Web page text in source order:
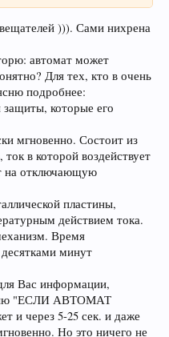
))). Сами нихрена
автомат может
Для тех, кто в очень
подробнее:
которые его
мгновенно. Состоит из
в которой воздействует
на отключающую
пластины,
действием тока.
Время
минут
Вас информации,
"ЕСЛИ АВТОМАТ
и через 5-25 сек. и даже
Но это ничего не